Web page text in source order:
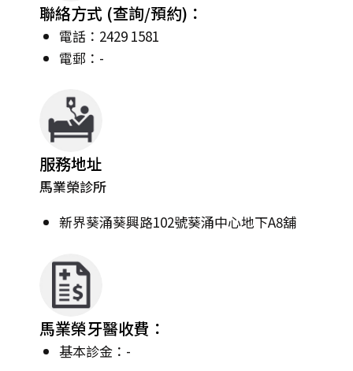
聯絡方式 (查詢/預約)：
電話：2429 1581
電郵：-
服務地址
馬業榮診所
新界葵涌葵興路102號葵涌中心地下A8舖
馬業榮牙醫收費：
基本診金：-